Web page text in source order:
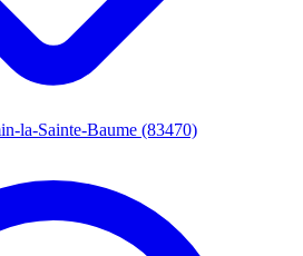
la-Sainte-Baume (83470)